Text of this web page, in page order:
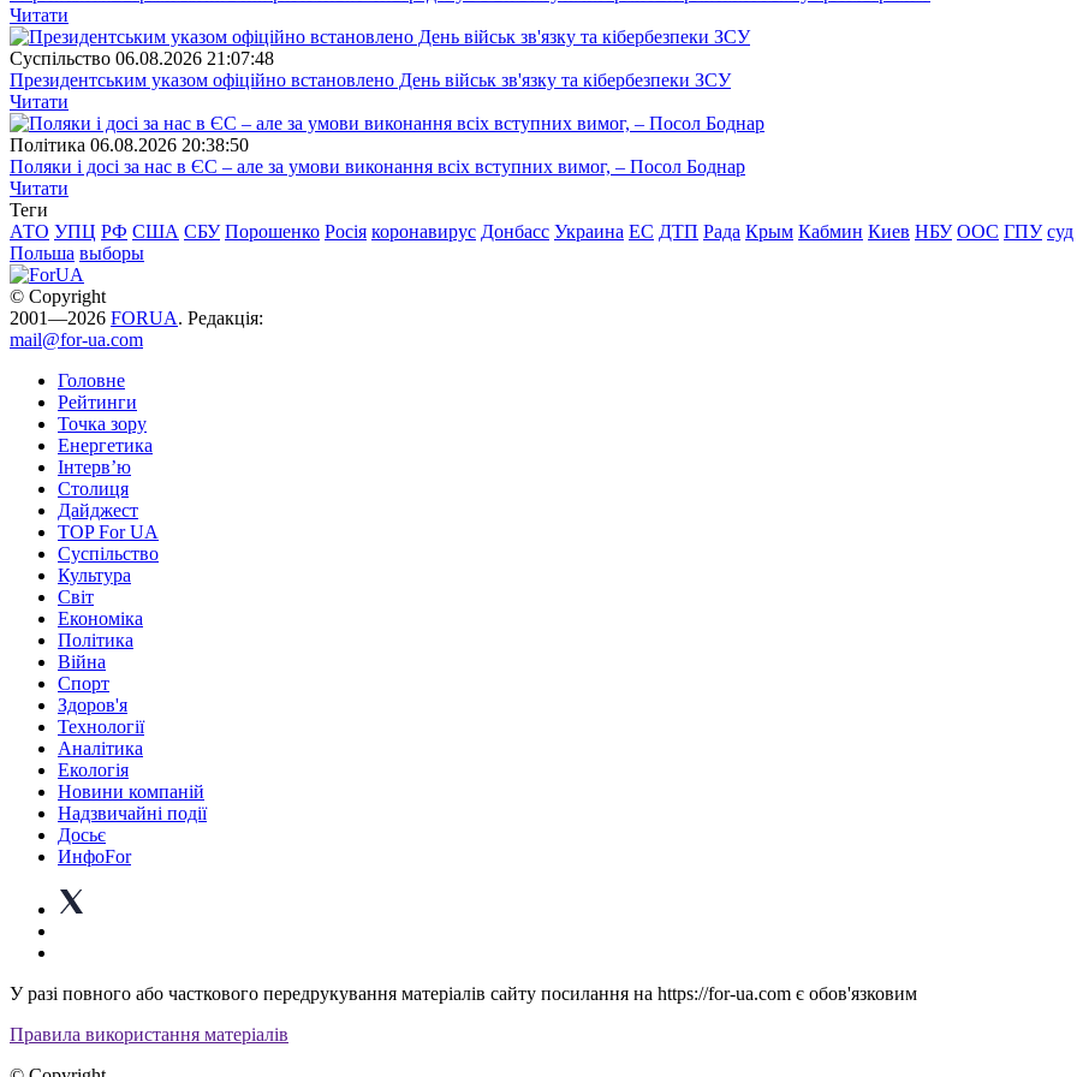
Читати
Суспiльство 06.08.2026 21:07:48
Президентським указом офіційно встановлено День військ зв'язку та кібербезпеки ЗСУ
Читати
Полiтика 06.08.2026 20:38:50
Поляки і досі за нас в ЄС – але за умови виконання всіх вступних вимог, – Посол Боднар
Читати
Теги
АТО УПЦ РФ США СБУ Порошенко Росія коронавирус Донбасс Украина ЕС ДТП Рада Крым Кабмин Киев НБУ ООС ГПУ суд
Польша выборы
© Copyright
2001—2026 FORUA. Редакція:
mail@for-ua.com
Головне
Рейтинги
Точка зору
Енергетика
Інтерв’ю
Столиця
Дайджест
TOP For UA
Суспiльство
Культура
Світ
Економіка
Політика
Війна
Спорт
Здоров'я
Технології
Аналітика
Екологія
Новини компаній
Надзвичайні події
Досьє
ИнфоFor
У разі повного або часткового передрукування матеріалів сайту посилання на https://for-ua.com є обов'язковим
Правила використання матеріалів